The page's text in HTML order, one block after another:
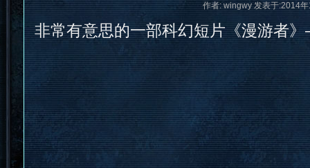
作者: wingwy 发表于:2014
非常有意思的一部科幻短片《漫游者